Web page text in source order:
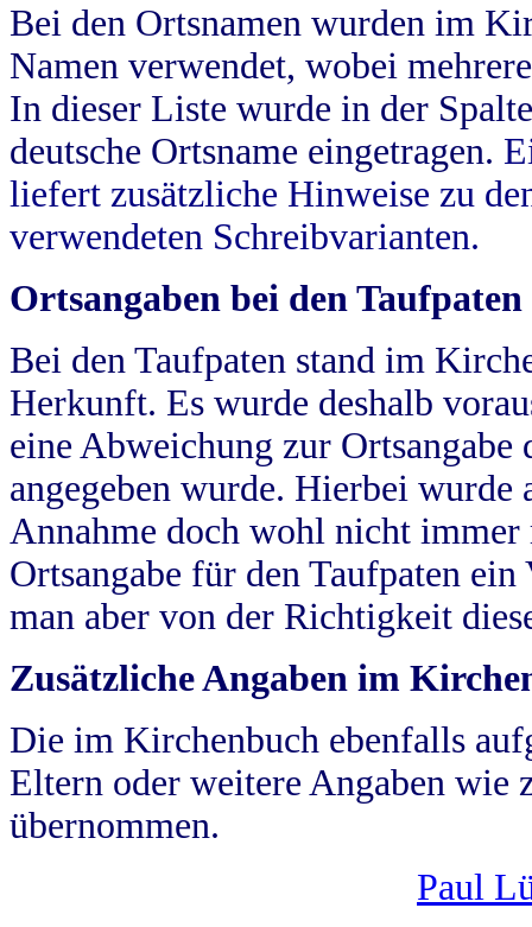
Bei den Ortsnamen wurden im
Namen verwendet, wobei
In dieser Liste wurde in der
deutsche Ortsname eingetragen.
liefert zusätzliche Hinweise zu
verwendeten Schreibvarianten.
Ortsangaben bei den Taufpaten
Bei den Taufpaten stand im
Herkunft. Es wurde deshalb
eine Abweichung zur
angegeben wurde. Hierbei wurde
Annahme doch wohl nicht
Ortsangabe für den Taufpaten
man aber von der Richtigkeit
Zusätzliche Angaben im
Die im Kirchenbuch ebenfalls
Eltern oder weitere Angaben wie
übernommen.
Paul